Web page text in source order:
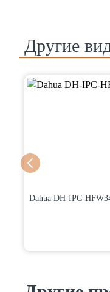
Другие
Dahua DH-IPC-